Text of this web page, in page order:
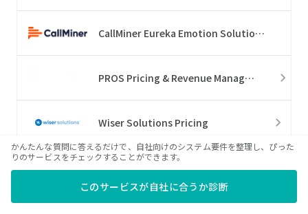
CallMiner Eureka Emotion Solution Suite
PROS Pricing & Revenue Management
Wiser Solutions Pricing
PriceLabs
かんたんな質問に答えるだけで、自社向けのシステム要件を整理し、ぴった
りのサービスをチェックすることができます。
このサービスが自社に合うか診断